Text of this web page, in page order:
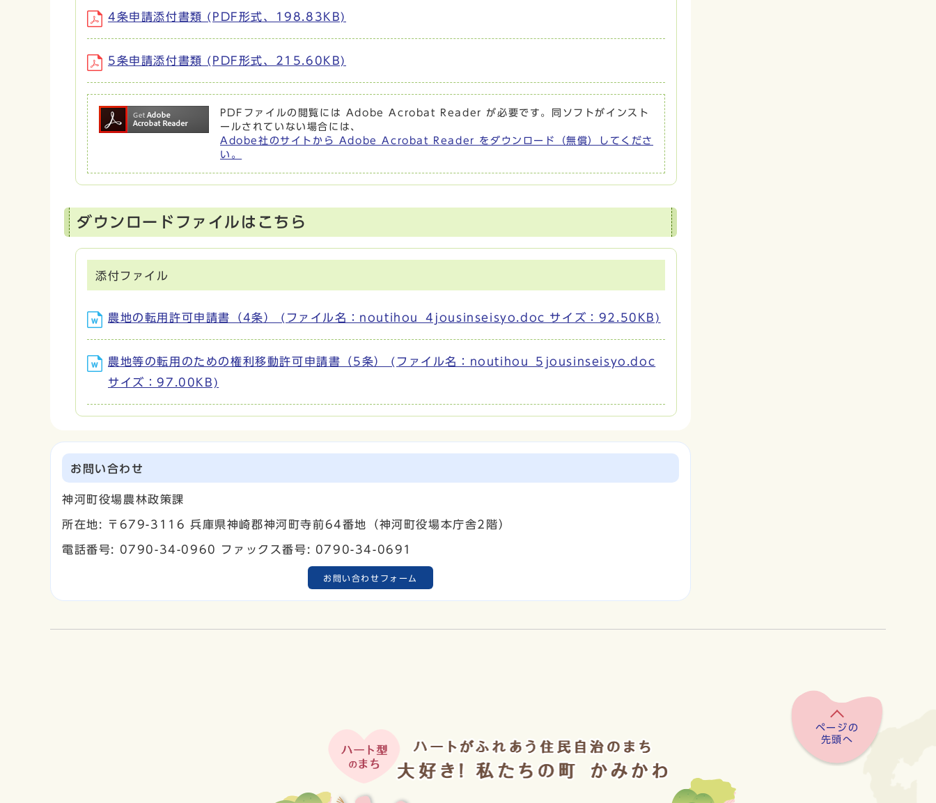
4条申請添付書類 (PDF形式、198.83KB)
5条申請添付書類 (PDF形式、215.60KB)
PDFファイルの閲覧には Adobe Acrobat Reader が必要です。同ソフトがインスト
ールされていない場合には、
Adobe社のサイトから Adobe Acrobat Reader をダウンロード（無償）してくださ
い。
ダウンロードファイルはこちら
添付ファイル
農地の転用許可申請書（4条） (ファイル名：noutihou_4jousinseisyo.doc サイズ：92.50KB)
農地等の転用のための権利移動許可申請書（5条） (ファイル名：noutihou_5jousinseisyo.doc
サイズ：97.00KB)
お問い合わせ
神河町役場農林政策課
所在地: 〒679-3116 兵庫県神崎郡神河町寺前64番地（神河町役場本庁舎2階）
電話番号: 0790-34-0960 ファックス番号: 0790-34-0691
お問い合わせフォーム
ページの
先頭へ